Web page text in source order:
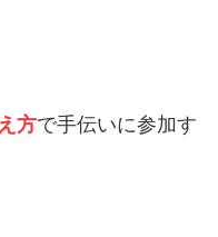
方で手伝いに参加す